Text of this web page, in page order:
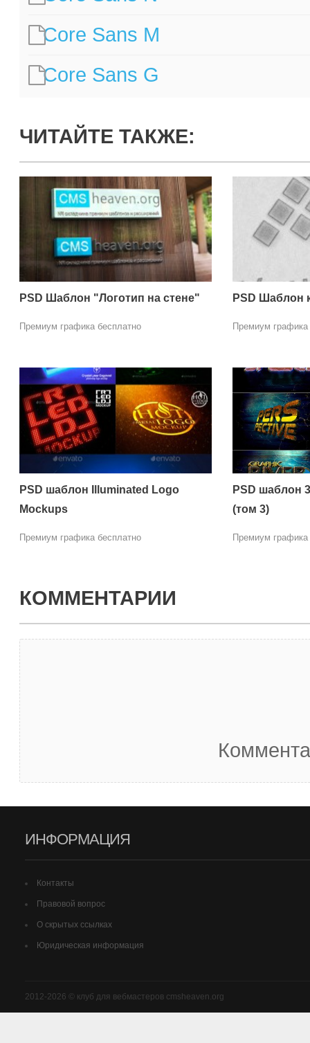
Core Sans M
Core Sans G
ЧИТАЙТЕ ТАКЖЕ:
PSD Шаблон "Логотип на стене"
Премиум графика бесплатно
PSD Шаблон
Премиум графика
PSD шаблон Illuminated Logo
Mockups
Премиум графика бесплатно
PSD шаблон
(том 3)
Премиум графика
КОММЕНТАРИИ
ИНФОРМАЦИЯ
Контакты
Правовой вопрос
О скрытых ссылках
Юридическая информация
2012-2026 © клуб для вебмастеров cmsheaven.org